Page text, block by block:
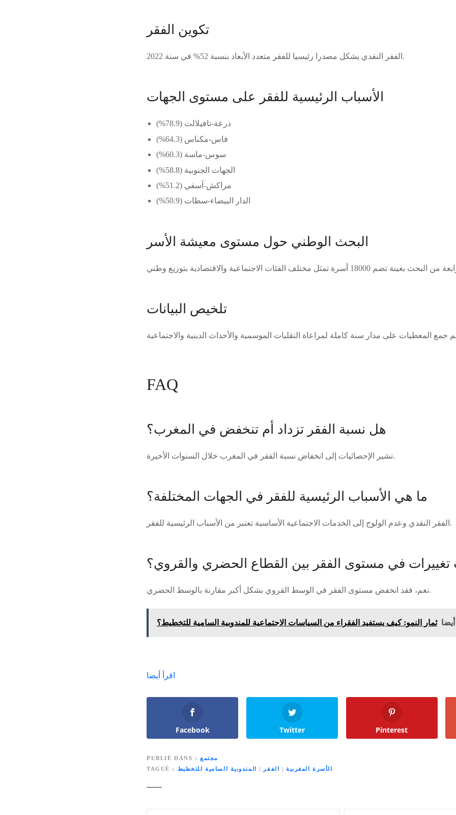
تكوين الفقر
الفقر النقدي يشكل مصدرا رئيسيا للفقر متعدد الأبعاد بنسبة 52% في سنة 2022.
الأسباب الرئيسية للفقر على مستوى الجهات
درعة-تافيلالت (78.9%)
فاس-مكناس (64.3%)
سوس-ماسة (60.3%)
الجهات الجنوبية (58.8%)
مراكش-آسفي (51.2%)
الدار البيضاء-سطات (50.9%)
البحث الوطني حول مستوى معيشة الأسر
تلخيص البيانات
FAQ
هل نسبة الفقر تزداد أم تنخفض في المغرب؟
تشير الإحصائيات إلى انخفاض نسبة الفقر في المغرب خلال السنوات الأخيرة.
ما هي الأسباب الرئيسية للفقر في الجهات المختلفة؟
الفقر النقدي وعدم الولوج إلى الخدمات الاجتماعية الأساسية تعتبر من الأسباب الرئيسية للفقر.
في مستوى الفقر بين القطاع الحضري والقروي؟
نعم، فقد انخفض مستوى الفقر في الوسط القروي بشكل أكبر مقارنة بالوسط الحضري.
أيضا ثمار النمو: كيف يستفيد الفقراء من السياسات الاجتماعية للمندوبية السامية للتخطيط؟
اقرأ أيضا
Facebook Twitter Pinterest
PUBLIÉ DANS
مجتمع
TAGUÉ
الأسرة المغربية| الفقر المندوبية السامية للتخطيط